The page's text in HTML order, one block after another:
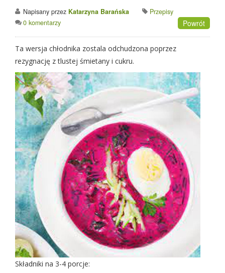
Napisany przez Katarzyna Barańska
Przepisy
0 komentarzy
Powrót
Ta wersja chłodnika zostala odchudzona poprzez
rezygnację z tlustej śmietany i cukru.
Składniki na 3-4 porcje: